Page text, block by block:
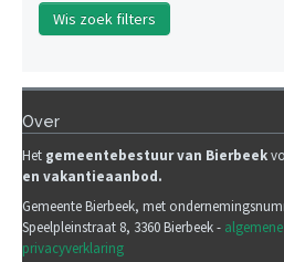
Wis zoek filters
Over
Het gemeentebestuur van Bierbeek
en vakantieaanbod.
Gemeente Bierbeek, met
Speelpleinstraat 8, 3360 Bierbeek -
privacyverklaring